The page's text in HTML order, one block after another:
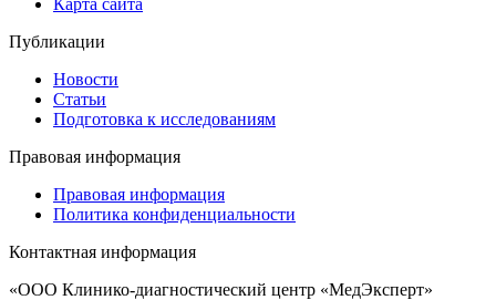
Публикации
Новости
Статьи
Подготовка к исследованиям
Правовая информация
Правовая информация
Политика конфиденциальности
Контактная информация
«ООО Клинико-диагностический центр «МедЭксперт»